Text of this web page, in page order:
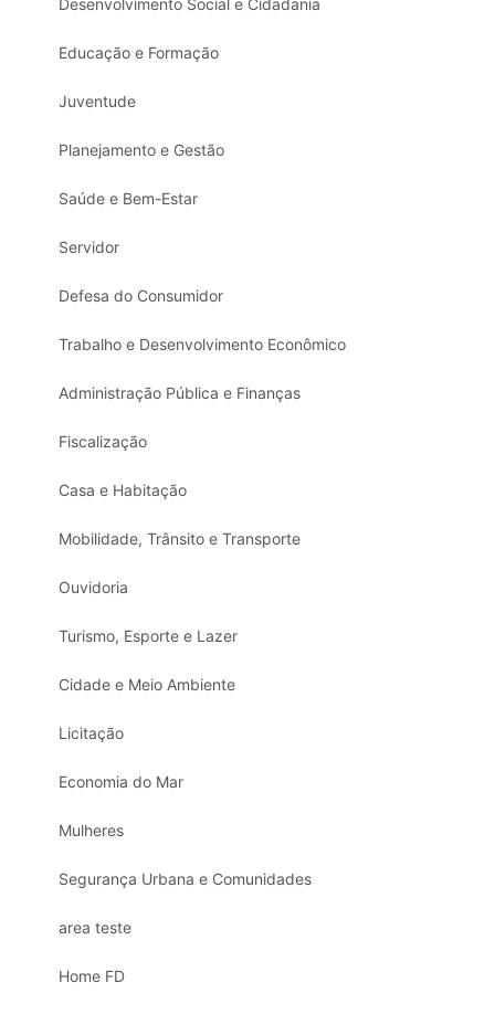
Desenvolvimento Social e Cidadania
Educação e Formação
Juventude
Planejamento e Gestão
Saúde e Bem-Estar
Servidor
Defesa do Consumidor
Trabalho e Desenvolvimento Econômico
Administração Pública e Finanças
Fiscalização
Casa e Habitação
Mobilidade, Trânsito e Transporte
Ouvidoria
Turismo, Esporte e Lazer
Cidade e Meio Ambiente
Licitação
Economia do Mar
Mulheres
Segurança Urbana e Comunidades
area teste
Home FD